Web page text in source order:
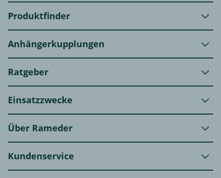
Produktfinder
Anhängerkupplungen
Ratgeber
Einsatzzwecke
Über Rameder
Kundenservice